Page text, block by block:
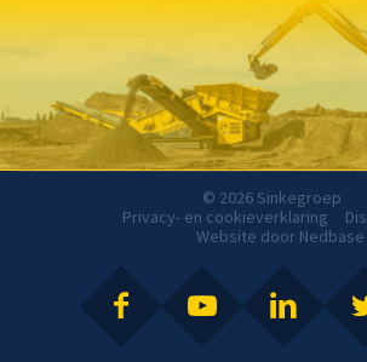
© 2026 Sinkegroep
Privacy- en cookieverklaring
Website door Nedbase